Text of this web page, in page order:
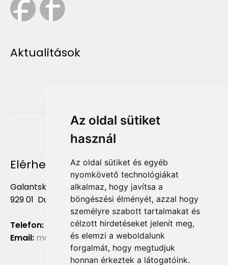
Az oldal sütiket
használ
Az oldal sütiket és egyéb
nyomkövető technológiákat
alkalmaz, hogy javítsa a
böngészési élményét, azzal hogy
személyre szabott tartalmakat és
célzott hirdetéseket jelenít meg,
és elemzi a weboldalunk
forgalmát, hogy megtudjuk
honnan érkeztek a látogatóink.
Aktualitások
Elérhetőség
Galantská cesta 658/2F
929 01 Dunajská Streda
Telefon:
+421 903 724 781
Email: marketing@liliumaurum.sk